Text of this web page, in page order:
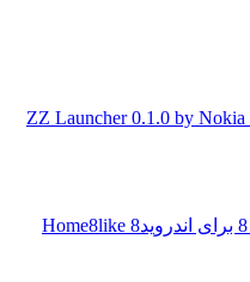
Z Launcher 0.1.0 by Nokia
8 Home8like